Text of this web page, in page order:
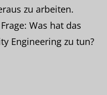
zu arbeiten.
Was hat das
Engineering zu tun?